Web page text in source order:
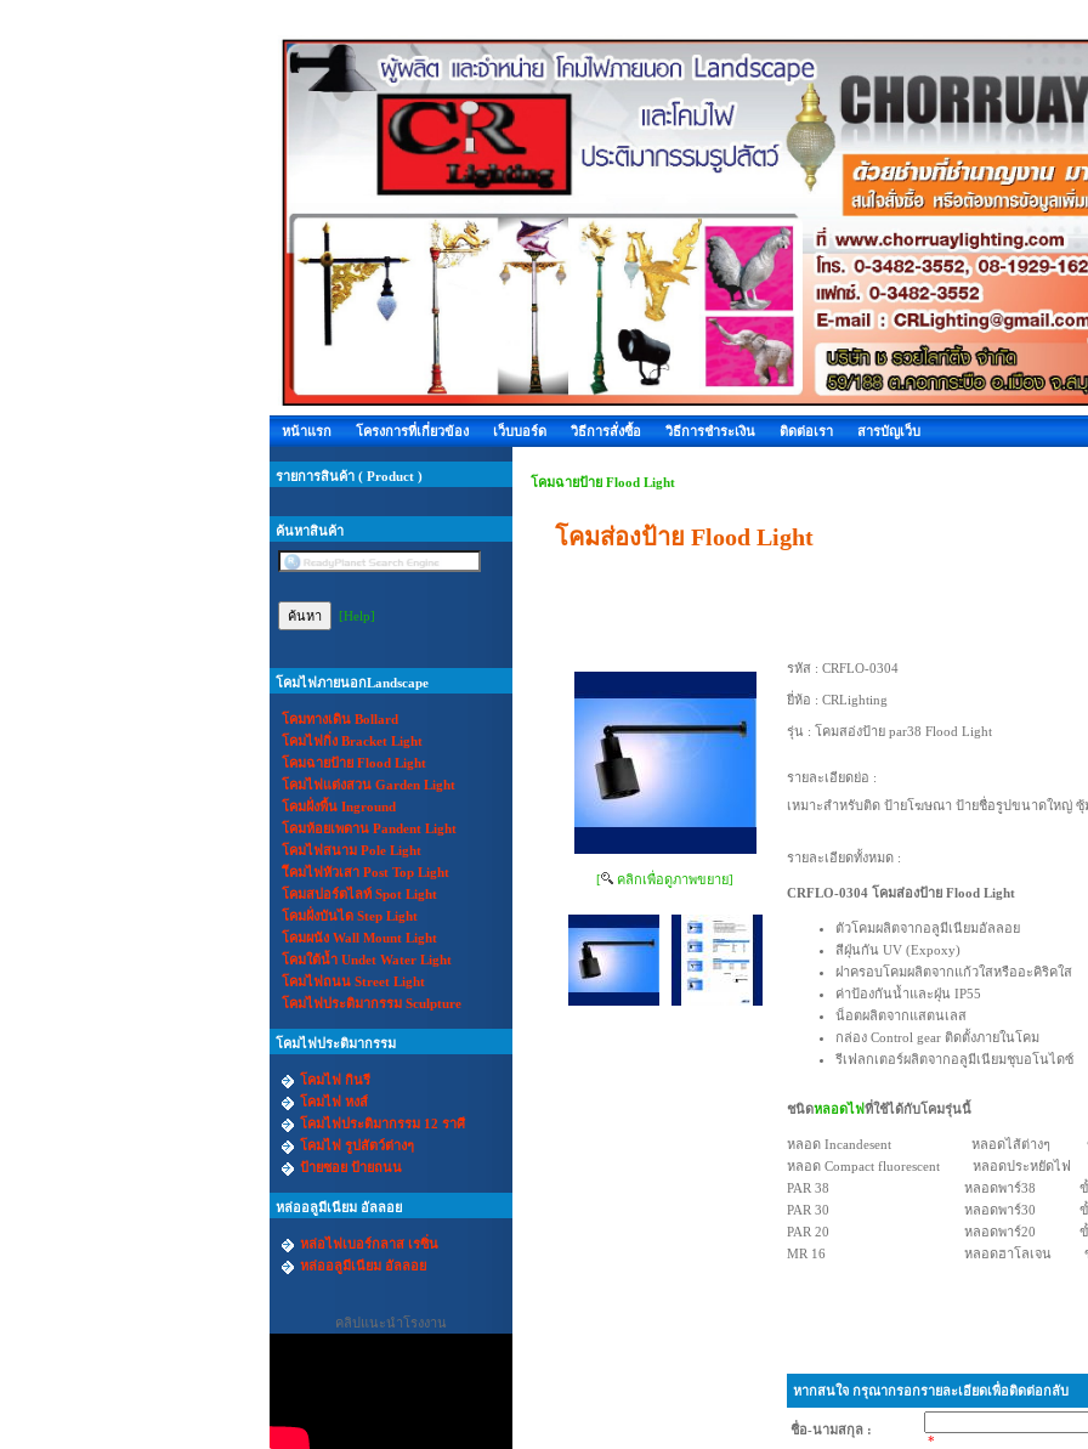
หน้าแรก โครงการที่เกี่ยวข้อง เว็บบอร์ด วิธีการสั่งซื้อ วิธีการชำระเงิน ติดต่อเรา สารบัญเว็บ
รายการสินค้า ( Product )
ค้นหาสินค้า
[Help]
โคมไฟภายนอกLandscape
โคมทางเดิน Bollard
โคมไฟกิ่ง Bracket Light
โคมฉายป้าย Flood Light
โคมไฟแต่งสวน Garden Light
โคมฝั่งพื้น Inground
โคมห้อยเพดาน Pandent Light
โคมไฟสนาม Pole Light
โีคมไฟหัวเสา Post Top Light
โคมสปอร์ตไลท์ Spot Light
โคมฝั่งบันได Step Light
โคมผนัง Wall Mount Light
โคมใต้น้ำ Undet Water Light
โคมไฟถนน Street Light
โคมไฟประติมากรรม Sculpture
โคมไฟประติมากรรม
โคมไฟ กินรี
โคมไฟ หงส์
โคมไฟประติมากรรม 12 ราศี
โคมไฟ รูปสัตว์ต่างๆ
ป้ายซอย ป้ายถนน
หล่ออลูมีเนียม อัลลอย
หล่อไฟเบอร์กลาส เรซิ่น
หล่ออลูมีเนียม อัลลอย
คลิปแนะนำโรงงาน
โคมฉายป้าย Flood Light
โคมส่องป้าย Flood Light
[ คลิกเพื่อดูภาพขยาย]
รหัส : CRFLO-0304
ยี่ห้อ : CRLighting
รุ่น : โคมสอ่งป้าย par38 Flood Light
รายละเอียดย่อ :
เหมาะสำหรับติด ป้ายโฆษณา ป้ายชื่อรูปขนาดใหญ่ ซุ้
รายละเอียดทั้งหมด :
CRFLO-0304 โคมส่องป้าย Flood Light
ตัวโคมผลิตจากอลูมีเนียมอัลลอย
สีฝุ่นกัน UV (Expoxy)
ฝาครอบโคมผลิตจากแก้วใสหรืออะคิริคใส
ค่าป้องกันน้ำและฝุ่น IP55
น็อตผลิตจากแสตนเลส
กล่อง Control gear ติดตั้งภายในโคม
รีเฟลกเตอร์ผลิตจากอลูมีเนียมชุบอโนไดซ์
ชนิดหลอดไฟที่ใช้ได้กับโคมรุ่นนี้
หลอด Incandesent หลอดไส้ต่างๆ ขั้ว
หลอด Compact fluorescent หลอดประหยัดไฟ
PAR 38 หลอดพาร์38 ขั้ว E27
PAR 30 หลอดพาร์30 ขั้ว E27
PAR 20 หลอดพาร์20 ขั้ว
MR 16 หลอดฮาโลเจน ขั้ว
หากสนใจ กรุณากรอกรายละเอียดเพื่อติดต่อกลับ
ชื่อ-นามสกุล :
*